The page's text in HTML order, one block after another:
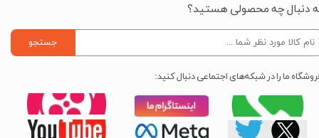
دنبال چه محصولی هستید؟
جستجو
ما را در شبکه‌های اجتماعی دنبال کنید: